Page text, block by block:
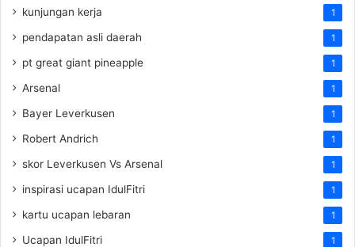
kunjungan kerja 1
pendapatan asli daerah 1
pt great giant pineapple 1
Arsenal 1
Bayer Leverkusen 1
Robert Andrich 1
skor Leverkusen Vs Arsenal 1
inspirasi ucapan IdulFitri 1
kartu ucapan lebaran 1
Ucapan IdulFitri 1